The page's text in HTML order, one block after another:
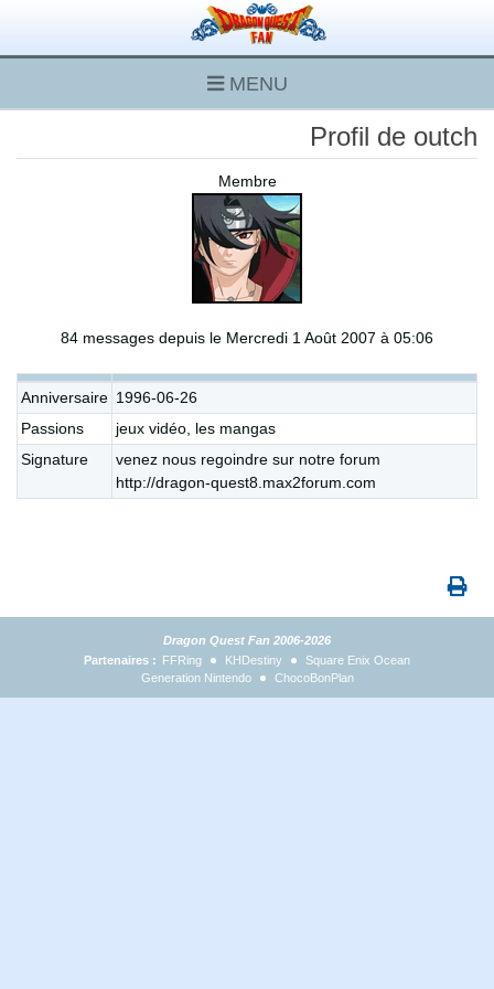
MENU
Profil de outch
Membre
84 messages depuis le Mercredi 1 Août 2007 à 05:06
Anniversaire 1996-06-26
Passions
jeux vidéo, les mangas
Signature
venez nous regoindre sur notre forum
http://dragon-quest8.max2forum.com
Dragon Quest Fan 2006-2026
Partenaires : FFRing KHDestiny
Square Enix Ocean
Generation Nintendo
ChocoBonPlan